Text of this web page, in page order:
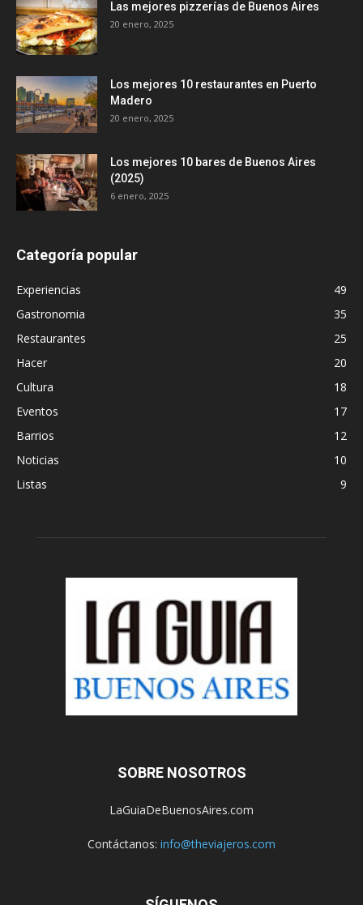
Las mejores pizzerías de Buenos Aires
20 enero, 2025
Los mejores 10 restaurantes en Puerto
Madero
20 enero, 2025
Los mejores 10 bares de Buenos Aires
(2025)
6 enero, 2025
Categoría popular
Experiencias
49
Gastronomia
35
Restaurantes
25
Hacer
20
Cultura
18
Eventos
17
Barrios
12
Noticias
10
Listas
9
SOBRE NOSOTROS
LaGuiaDeBuenosAires.com
Contáctanos: info@theviajeros.com